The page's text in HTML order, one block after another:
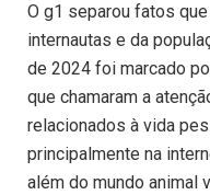
O g1 separou fatos
internautas e da
de 2024 foi marcado
que chamaram a
relacionados à vida
principalmente na
além do mundo animal